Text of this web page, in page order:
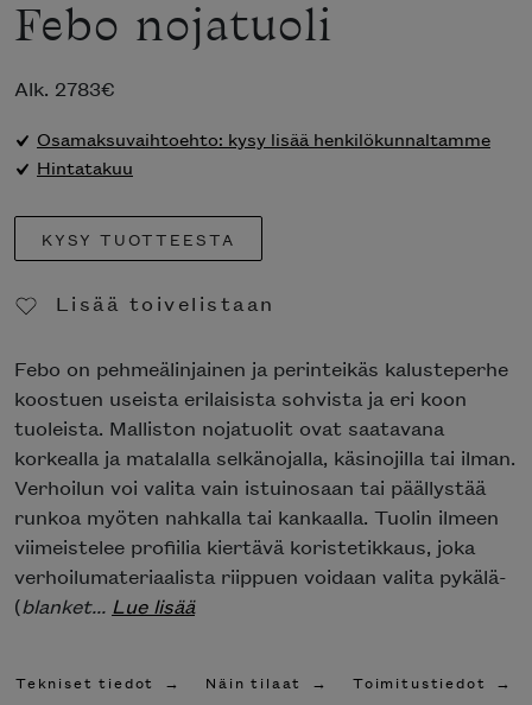
Febo nojatuoli
Alk. 2783€
Osamaksuvaihtoehto: kysy lisää henkilökunnaltamme
Hintatakuu
KYSY TUOTTEESTA
Lisää toivelistaan
Febo on pehmeälinjainen ja perinteikäs kalusteperhe
koostuen useista erilaisista sohvista ja eri koon
tuoleista. Malliston nojatuolit ovat saatavana
korkealla ja matalalla selkänojalla, käsinojilla tai ilman.
Verhoilun voi valita vain istuinosaan tai päällystää
runkoa myöten nahkalla tai kankaalla. Tuolin ilmeen
viimeistelee profiilia kiertävä koristetikkaus, joka
verhoilumateriaalista riippuen voidaan valita pykälä-
(blanket... Lue lisää
Tekniset tiedot Näin tilaat Toimitustiedot